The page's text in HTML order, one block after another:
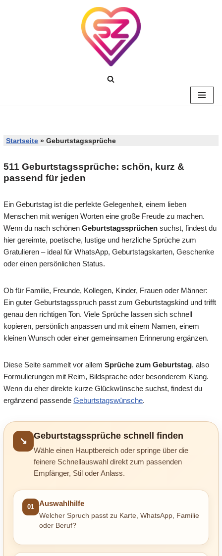
Startseite »Geburtstagssprüche
511 Geburtstagssprüche: schön, kurz &
passend für jeden
Ein Geburtstag ist die perfekte Gelegenheit, einem lieben
Menschen mit wenigen Worten eine große Freude zu machen.
Wenn du nach schönenGeburtstagssprüchen suchst, findest du
hier gereimte, poetische, lustige und herzliche Sprüche zum
Gratulieren – ideal für WhatsApp, Geburtstagskarten, Geschenke
oder einen persönlichen Status.
Ob für Familie, Freunde, Kollegen, Kinder, Frauen oder Männer:
Ein guter Geburtstagsspruch passt zum Geburtstagskind und trifft
genau den richtigen Ton. Viele Sprüche lassen sich schnell
kopieren, persönlich anpassen und mit einem Namen, einem
kleinen Wunsch oder einer gemeinsamen Erinnerung ergänzen.
Diese Seite sammelt vor allemSprüche zum Geburtstag, also
Formulierungen mit Reim, Bildsprache oder besonderem Klang.
Wenn du eher direkte kurze Glückwünsche suchst, findest du
ergänzend passendeGeburtstagswünsche.
↘ Geburtstagssprüche schnell finden
Wähle einen Hauptbereich oder springe über die
feinere Schnellauswahl direkt zum passenden
Empfänger, Stil oder Anlass.
01 Auswahlhilfe
Welcher Spruch passt zu Karte, WhatsApp, Familie
oder Beruf?